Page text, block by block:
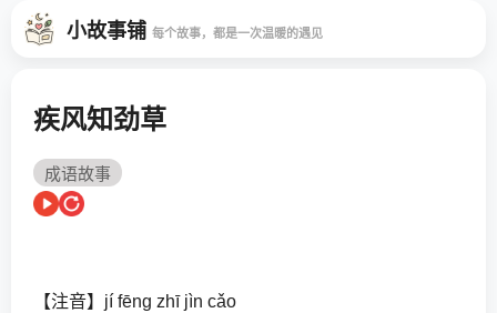
小故事铺 每个故事，都是一次温暖的遇见
疾风知劲草
成语故事
【注音】jí fēng zhī jìn cǎo